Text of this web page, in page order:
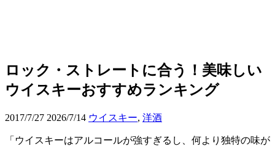
ロック・ストレートに合う！美味しい
ウイスキーおすすめランキング
2017/7/27 2026/7/14 ウイスキー, 洋酒
「ウイスキーはアルコールが強すぎるし、何より独特の味が